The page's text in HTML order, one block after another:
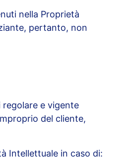
nella Proprietà
pertanto, non
e vigente
del cliente,
Intellettuale in caso di: